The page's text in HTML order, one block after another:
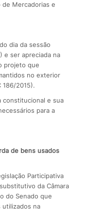
Mercadorias e
dia da sessão
e ser apreciada na
projeto que
no exterior
186/2015).
constitucional e sua
para a
de bens usados
Participativa
da Câmara
do Senado que
utilizados na